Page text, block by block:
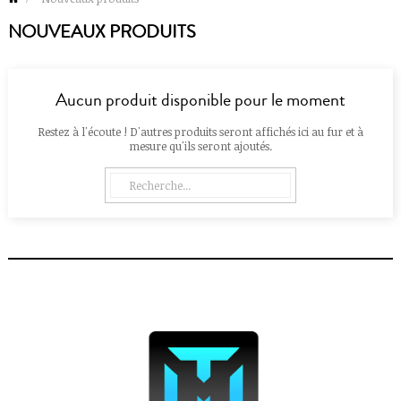
NOUVEAUX PRODUITS
Aucun produit disponible pour le moment
Restez à l'écoute ! D'autres produits seront affichés ici au fur et à
mesure qu'ils seront ajoutés.